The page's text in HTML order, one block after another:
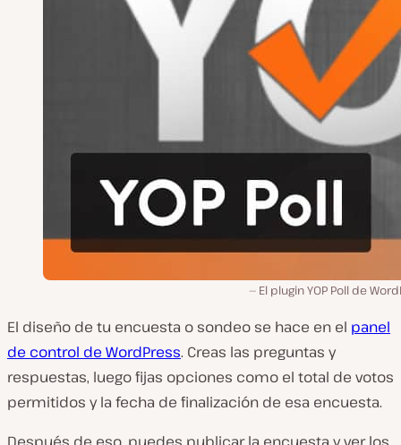
El plugin YOP Poll de
El diseño de tu encuesta o sondeo se hace en el panel
de control de WordPress. Creas las preguntas y
respuestas, luego fijas opciones como el total de votos
permitidos y la fecha de finalización de esa encuesta.